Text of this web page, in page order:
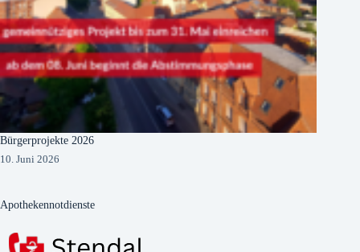
Bürgerprojekte 2026
10. Juni 2026
Apothekennotdienste